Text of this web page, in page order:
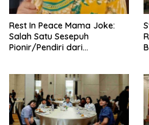
Rest In Peace Mama Joke:
Salah Satu Sesepuh
Pionir/Pendiri dari
Indonesia Jemaat Pancaran
Kasih Allah.